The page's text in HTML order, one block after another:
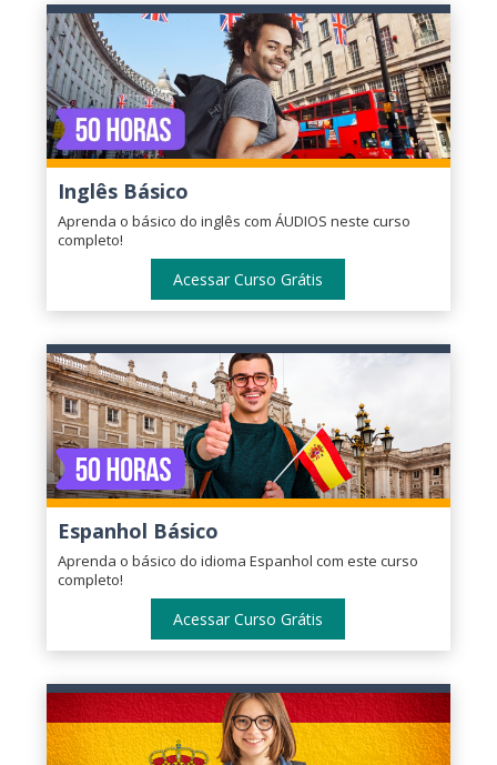
Inglês Básico
Aprenda o básico do inglês com ÁUDIOS neste curso
completo!
Acessar Curso Grátis
Espanhol Básico
Aprenda o básico do idioma Espanhol com este curso
completo!
Acessar Curso Grátis